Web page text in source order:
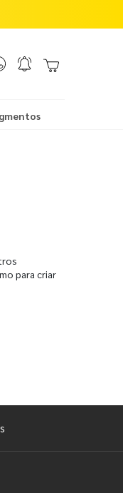
para criar